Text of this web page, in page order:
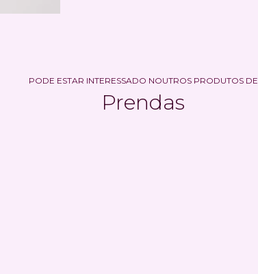
PODE ESTAR INTERESSADO NOUTROS PRODUTOS DE
Prendas